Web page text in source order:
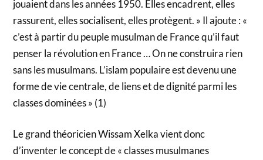
jouaient dans les années 1950. Elles encadrent, elles
rassurent, elles socialisent, elles protègent. » Il ajoute : «
c’est à partir du peuple musulman de France qu’il faut
penser la révolution en France … On ne construira rien
sans les musulmans. L’islam populaire est devenu une
forme de vie centrale, de liens et de dignité parmi les
classes dominées » (1)
Le grand théoricien Wissam Xelka vient donc
d’inventer le concept de « classes musulmanes